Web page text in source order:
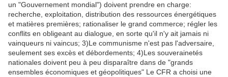
un "Gouvernement mondial") doivent prendre en charge:
recherche, exploitation, distribution des ressources énergétiques
et matières premières; rationaliser le grand commerce; régler les
conflits en obligeant au dialogue, en sorte qu'il n'y ait jamais ni
vainqueurs ni vaincus; 3)Le communisme n'est pas l'adversaire,
seulement ses excès et débordements; 4)Les souverainetés
nationales doivent peu à peu disparaître dans de "grands
ensembles économiques et géopolitiques" Le CFR a choisi une